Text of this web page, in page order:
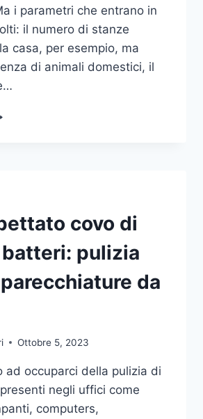
i parametri che entrano in
il numero di stanze
casa, per esempio, ma
di animali domestici, il
covo di
pulizia
da
Ottobre 5, 2023
ad occuparci della pulizia di
negli uffici come
computers,